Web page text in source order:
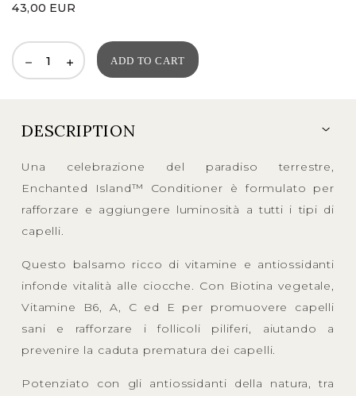
43,00 EUR
ADD TO CART
DESCRIPTION
Una celebrazione del paradiso terrestre,
Enchanted Island™ Conditioner è formulato per
rafforzare e aggiungere luminosità a tutti i tipi di
capelli.
Questo balsamo ricco di vitamine e antiossidanti
infonde vitalità alle ciocche. Con Biotina vegetale,
Vitamine B6, A, C ed E per promuovere capelli
sani e rafforzare i follicoli piliferi, aiutando a
prevenire la caduta prematura dei capelli.
Potenziato con gli antiossidanti della natura, tra